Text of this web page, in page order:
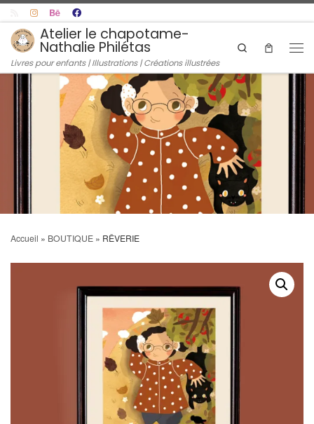
Skip to content
Atelier le chapotame-
Nathalie Philétas
Livres pour enfants | Illustrations | Créations illustrées
Search
Accueil » BOUTIQUE » RÊVERIE